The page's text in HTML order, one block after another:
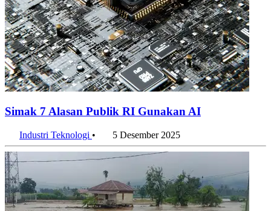
Simak 7 Alasan Publik RI Gunakan AI
Industri Teknologi • 5 Desember 2025